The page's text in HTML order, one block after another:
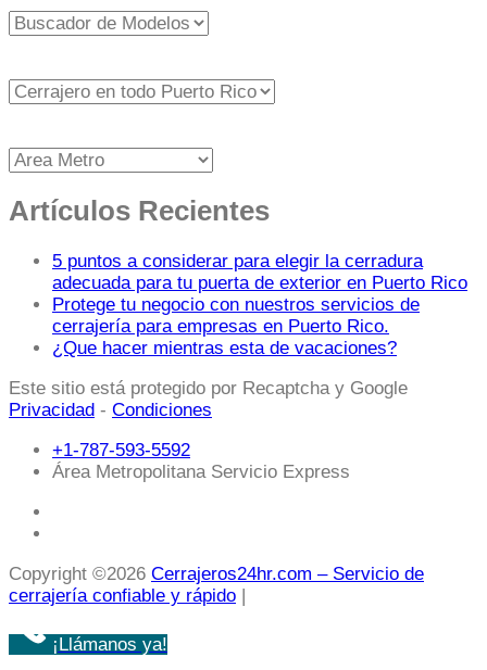
Artículos Recientes
5 puntos a considerar para elegir la cerradura
adecuada para tu puerta de exterior en Puerto Rico
Protege tu negocio con nuestros servicios de
cerrajería para empresas en Puerto Rico.
¿Que hacer mientras esta de vacaciones?
Este sitio está protegido por Recaptcha y Google
Privacidad - Condiciones
+1-787-593-5592
Área Metropolitana Servicio Express
Copyright ©2026 Cerrajeros24hr.com – Servicio de
cerrajería confiable y rápido |
¡Llámanos ya!